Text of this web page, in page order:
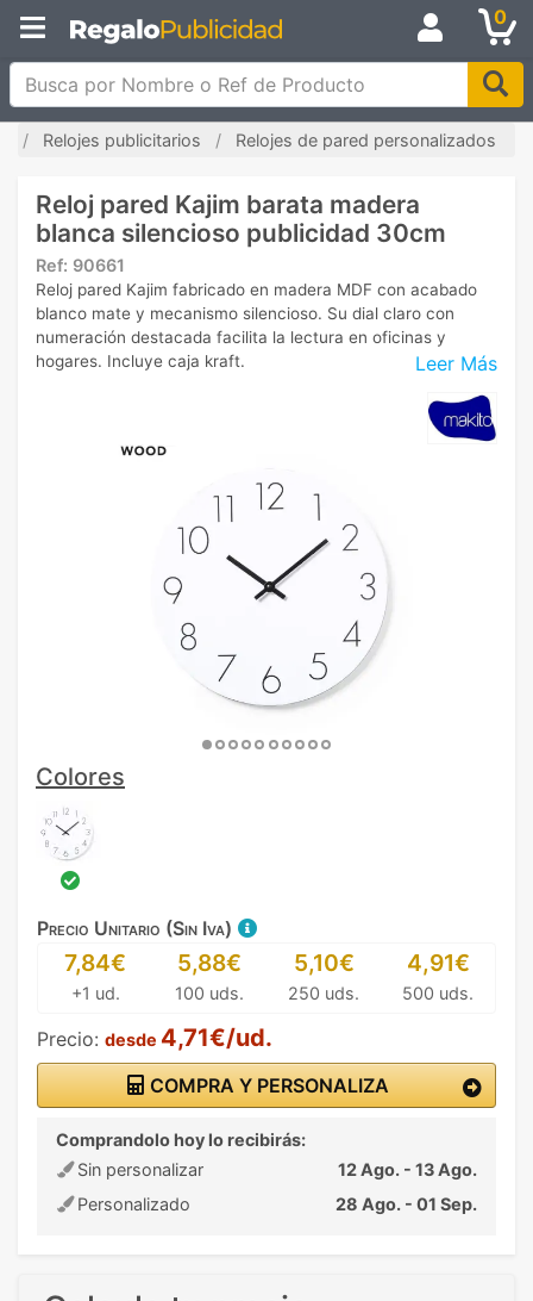
0
Busca por Nombre o Ref de Producto
Relojes publicitarios Relojes de pared personalizados
Reloj pared Kajim barata madera
blanca silencioso publicidad 30cm
Ref: 90661
Leer Más
Reloj pared Kajim fabricado en madera MDF con acabado
blanco mate y mecanismo silencioso. Su dial claro con
numeración destacada facilita la lectura en oficinas y
hogares. Incluye caja kraft.
Colores
Precio Unitario (Sin Iva)
7,84€
+1 ud.
5,88€
100 uds.
5,10€
250 uds.
4,91€
500 uds.
Precio: desde 4,71€/ud.
COMPRA Y PERSONALIZA
Comprandolo hoy lo recibirás:
Sin personalizar
12 Ago. - 13 Ago.
Personalizado
28 Ago. - 01 Sep.